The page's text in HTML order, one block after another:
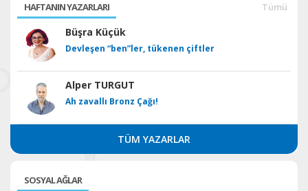
HAFTANIN YAZARLARI Tümü
Büşra Küçük
Devleşen “ben”ler, tükenen çiftler
Alper TURGUT
Ah zavallı Bronz Çağı!
TÜM YAZARLAR
SOSYAL AĞLAR